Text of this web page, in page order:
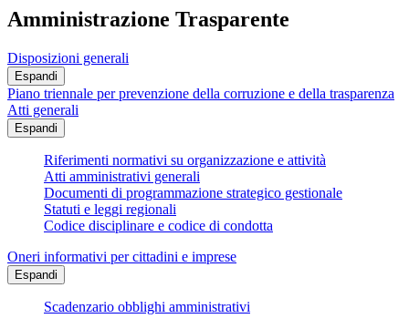
Amministrazione Trasparente
Disposizioni generali
Espandi
Piano triennale per prevenzione della corruzione e della trasparenza
Atti generali
Espandi
Riferimenti normativi su organizzazione e attività
Atti amministrativi generali
Documenti di programmazione strategico gestionale
Statuti e leggi regionali
Codice disciplinare e codice di condotta
Oneri informativi per cittadini e imprese
Espandi
Scadenzario obblighi amministrativi